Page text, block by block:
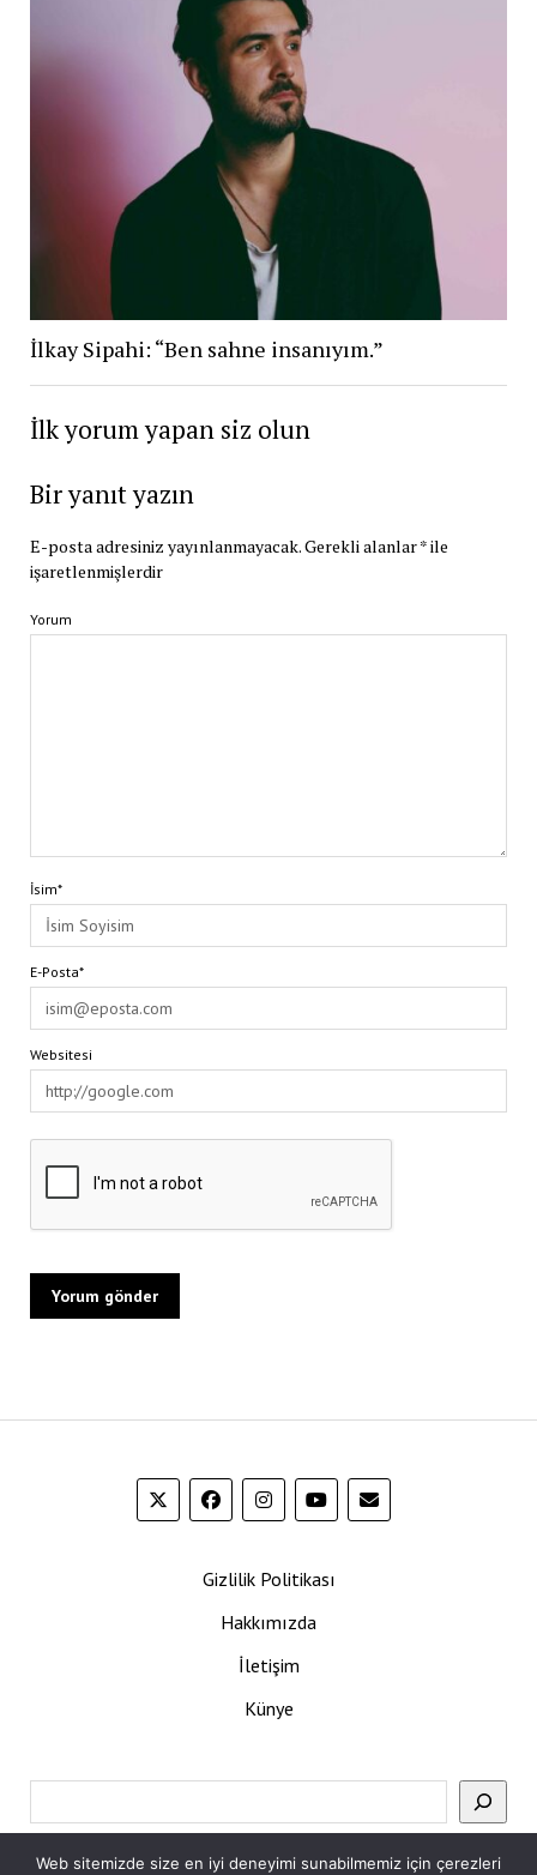
İlkay Sipahi: “Ben sahne insanıyım.”
İlk yorum yapan siz olun
Bir yanıt yazın
E-posta adresiniz yayınlanmayacak.Gerekli alanlar*ile
işaretlenmişlerdir
Yorum
İsim*
E-Posta*
Websitesi
Gizlilik Politikası
Hakkımızda
İletişim
Künye
Web sitemizde size en iyi deneyimi sunabilmemiz için çerezleri